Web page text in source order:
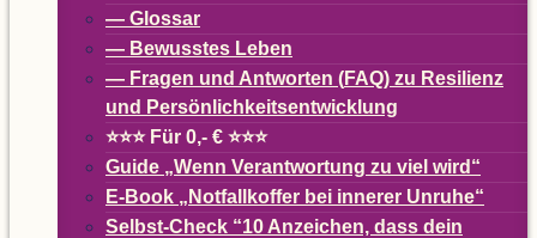
— Glos­sar
— Bewuss­tes Leben
— Fra­gen und Ant­wor­ten (FAQ) zu Resi­li­enz
und Persönlichkeitsentwicklung
⭐⭐⭐ Für 0,- € ⭐⭐⭐
Guide „Wenn Ver­ant­wor­tung zu viel wird“
E-Book „ Not­fall­kof­fer bei inne­rer Unruhe“
Selbst-Check “10 Anzei­chen, dass dein